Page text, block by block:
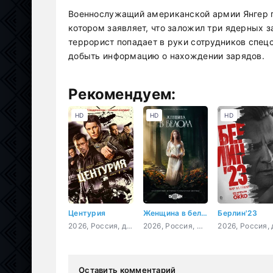
Военнослужащий американской армии
котором заявляет, что заложил три ядерных
террорист попадает в руки сотрудников
добыть информацию о нахождении зарядов.
Рекомендуем:
Центурия
2026, Россия, детектив
HD
Женщина в белом
2026, Россия, мелодрама, детектив
HD
Берлин'23
HD
Оставить комментарий